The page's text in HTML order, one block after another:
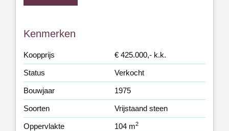
Kenmerken
Koopprijs € 425.000,- k.k.
Status Verkocht
Bouwjaar 1975
Soorten Vrijstaand steen
Oppervlakte 104 m2